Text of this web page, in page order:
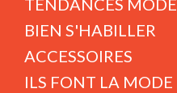
TENDANCES MODE
BIEN S'HABILLER
ACCESSOIRES
ILS FONT LA MODE